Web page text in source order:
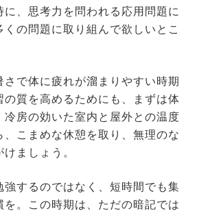
、思考力を問われる応用問題に
くの問題に取り組んで欲しいとこ
さで体に疲れが溜まりやすい時期
の質を高めるためにも、まずは体
冷房の効いた室内と屋外との温度
、こまめな休憩を取り、無理のな
ましょう。
強するのではなく、短時間でも集
を。この時期は、ただの暗記では